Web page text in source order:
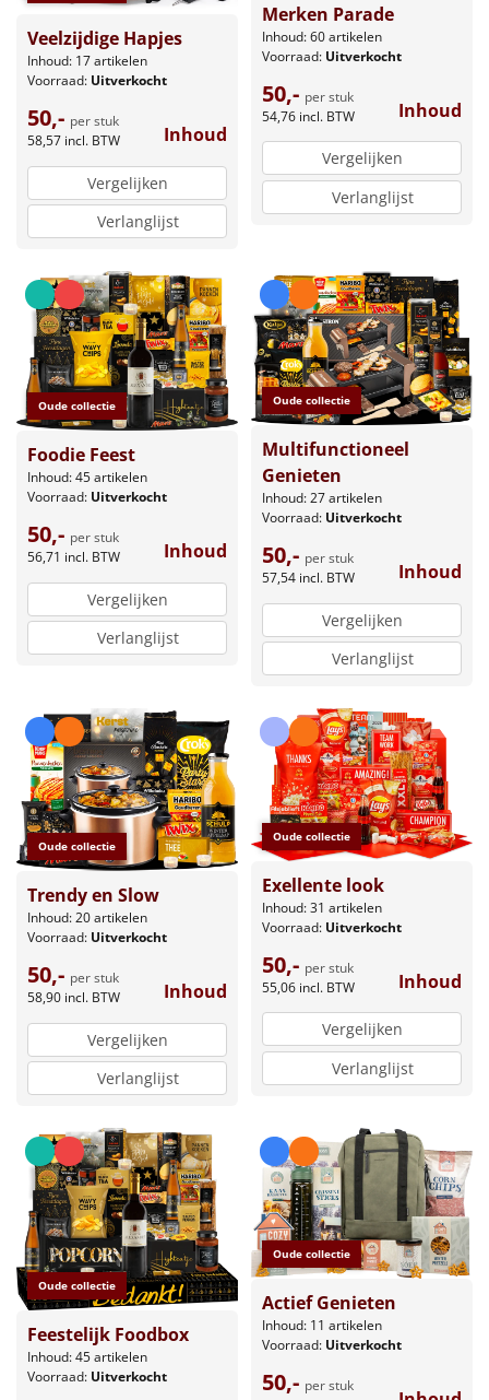
Veelzijdige Hapjes
Inhoud: 17 artikelen
Voorraad: Uitverkocht
50,- per stuk
58,57 incl. BTW Inhoud
Vergelijken
Verlanglijst
Merken Parade
Inhoud: 60 artikelen
Voorraad: Uitverkocht
50,- per stuk
54,76 incl. BTW Inhoud
Vergelijken
Verlanglijst
Oude collectie
Foodie Feest
Inhoud: 45 artikelen
Voorraad: Uitverkocht
50,- per stuk
56,71 incl. BTW Inhoud
Vergelijken
Verlanglijst
Oude collectie
Multifunctioneel
Genieten
Inhoud: 27 artikelen
Voorraad: Uitverkocht
50,- per stuk
57,54 incl. BTW Inhoud
Vergelijken
Verlanglijst
Oude collectie
Trendy en Slow
Inhoud: 20 artikelen
Voorraad: Uitverkocht
50,- per stuk
58,90 incl. BTW Inhoud
Vergelijken
Verlanglijst
Oude collectie
Exellente look
Inhoud: 31 artikelen
Voorraad: Uitverkocht
50,- per stuk
55,06 incl. BTW Inhoud
Vergelijken
Verlanglijst
Oude collectie
Feestelijk Foodbox
Inhoud: 45 artikelen
Voorraad: Uitverkocht
Oude collectie
Actief Genieten
Inhoud: 11 artikelen
Voorraad: Uitverkocht
50,- per stuk